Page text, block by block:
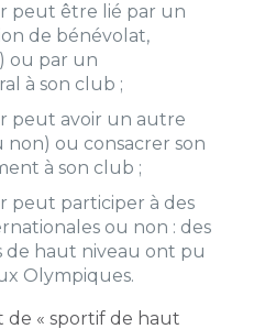
peut être lié par un
de bénévolat,
ou par un
à son club ;
peut avoir un autre
non) ou consacrer son
à son club ;
peut participer à des
ou non : des
de haut niveau ont pu
Olympiques.
« sportif de haut